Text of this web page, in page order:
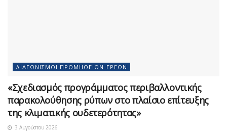
ΔΙΑΓΩΝΙΣΜΟΊ ΠΡΟΜΗΘΕΙΏΝ-ΈΡΓΩΝ
«Σχεδιασμός προγράμματος περιβαλλοντικής
παρακολούθησης ρύπων στο πλαίσιο επίτευξης
της κλιματικής ουδετερότητας»
3 Αυγούστου 2026